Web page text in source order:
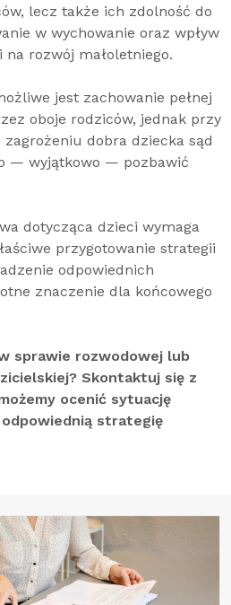
lecz także ich zdolność do
w wychowanie oraz wpływ
rozwój małoletniego.
jest zachowanie pełnej
oboje rodziców, jednak przy
dobra dziecka sąd
— wyjątkowo — pozbawić
dotycząca dzieci wymaga
przygotowanie strategii
odpowiednich
znaczenie dla końcowego
sprawie rozwodowej lub
Skontaktuj się z
ocenić sytuację
strategię